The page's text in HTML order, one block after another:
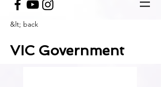
&lt; back
VIC Government